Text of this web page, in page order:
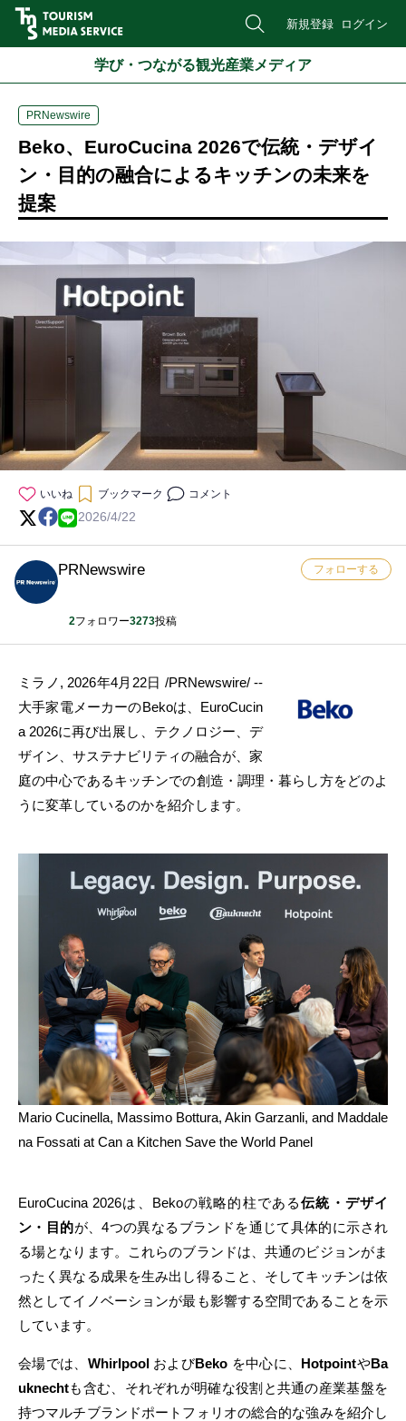
新規登録 ログイン
学び・つながる観光産業メディア
PRNewswire
Beko、EuroCucina 2026で伝統・デザイ
ン・目的の融合によるキッチンの未来を
提案
いいね ブックマーク コメント
2026/4/22
PRNewswire
2フォロワー3273投稿
フォローする
ミラノ , 2026年4月22日 /PRNewswire/ --
大手家電メーカーのBekoは、EuroCucin
a 2026に再び出展し、テクノロジー、デ
ザイン、サステナビリティの融合が、家
庭の中心であるキッチンでの創造・調理・暮らし方をどのよ
うに変革しているのかを紹介します。
Mario Cucinella, Massimo Bottura, Akin Garzanli, and Maddale
na Fossati at Can a Kitchen Save the World Panel
EuroCucina 2026は、Bekoの戦略的柱である伝統・デザイ
ン・目的が、4つの異なるブランドを通じて具体的に示され
る場となります。これらのブランドは、共通のビジョンがま
ったく異なる成果を生み出し得ること、そしてキッチンは依
然としてイノベーションが最も影響する空間であることを示
しています。
会場では、 WhirlpoolおよびBeko を中心に、 HotpointやBa
uknechtも含む、それぞれが明確な役割と共通の産業基盤を
持つマルチブランドポートフォリオの総合的な強みを紹介し